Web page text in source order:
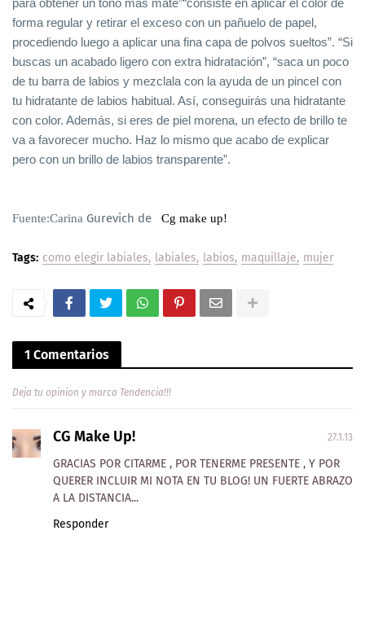
para obtener un tono más mate”“consiste en aplicar el color de
forma regular y retirar el exceso con un pañuelo de papel,
procediendo luego a aplicar una fina capa de polvos sueltos”. “Si
buscas un acabado ligero con extra hidratación”, “saca un poco
de tu barra de labios y mezclala con la ayuda de un pincel con
tu hidratante de labios habitual. Así, conseguirás una hidratante
con color. Además, si eres de piel morena, un efecto de brillo te
va a favorecer mucho. Haz lo mismo que acabo de explicar
pero con un brillo de labios transparente”.
Fuente:Carina Gurevich de Cg make up!
Tags: como elegir labiales labiales labios maquillaje mujer
1 Comentarios
Deja tu opinion y marca Tendencia!!!
CG Make Up! 27.1.13
GRACIAS POR CITARME , POR TENERME PRESENTE , Y POR
QUERER INCLUIR MI NOTA EN TU BLOG! UN FUERTE ABRAZO
A LA DISTANCIA...
Responder